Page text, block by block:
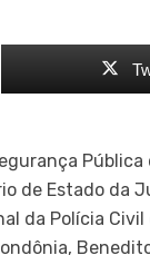
de Estado da
da Polícia